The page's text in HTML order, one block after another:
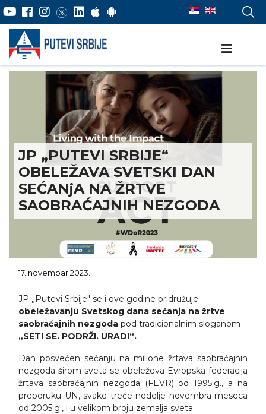
JP „PUTEVI SRBIJE“
OBELEŽAVA SVETSKI DAN
SEĆANjA NA ŽRTVE
SAOBRAĆAJNIH NEZGODA
17. novembar 2023.
JP „Putevi Srbije" se i ove godine pridružuje
obeležavanju Svetskog dana sećanja na žrtve
saobraćajnih nezgoda pod tradicionalnim sloganom
„SETI SE. PODRŽI. URADI“.
Dan posvećen sećanju na milione žrtava saobraćajnih
nezgoda širom sveta se obeleževa Evropska federacija
žrtava saobraćajnih nezgoda (FEVR) od 1995.g., a na
preporuku UN, svake treće nedelje novembra meseca
od 2005.g., i u velikom broju zemalja sveta.